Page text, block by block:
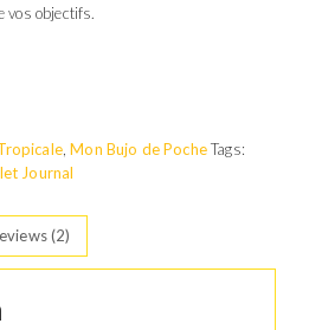
vos objectifs.
,Mon Bujo de PocheTags:
Journal
(2)